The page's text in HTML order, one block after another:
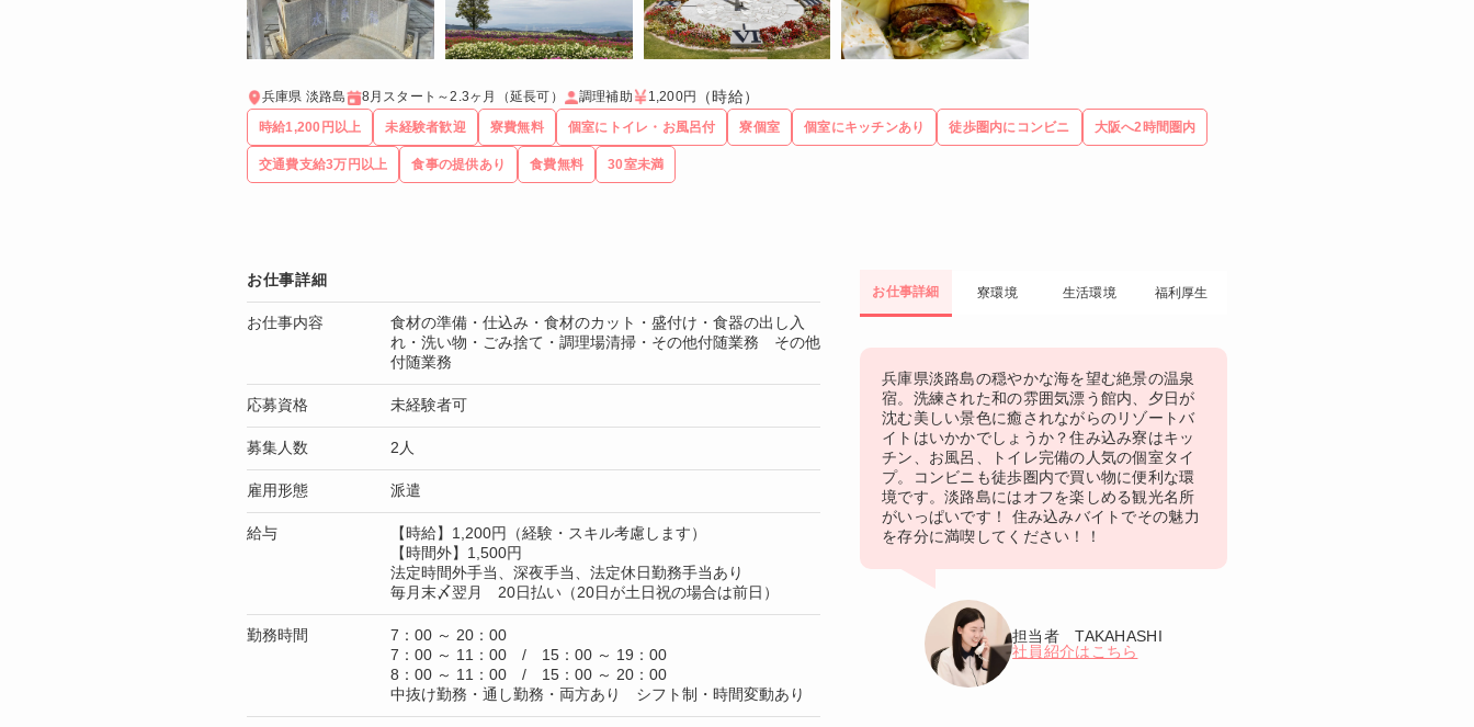
兵庫県 淡路島 8月スタート～2.3ヶ月（延長可） 調理補助 1,200円 （時給）
時給1,200円以上 未経験者歓迎 寮費無料 個室にトイレ・お風呂付 寮個室 個室にキッチンあり 徒歩圏内にコンビニ 大阪へ2時間圏内
交通費支給3万円以上 食事の提供あり 食費無料 30室未満
お仕事詳細 寮環境 生活環境 福利厚生
兵庫県淡路島の穏やかな海を望む絶景の温泉
宿。洗練された和の雰囲気漂う館内、夕日が
沈む美しい景色に癒されながらのリゾートバ
イトはいかかでしょうか？住み込み寮はキッ
チン、お風呂、トイレ完備の人気の個室タイ
プ。コンビニも徒歩圏内で買い物に便利な環
境です。淡路島にはオフを楽しめる観光名所
がいっぱいです！ 住み込みバイトでその魅力
を存分に満喫してください！！
担当者 TAKAHASHI
社員紹介はこちら
お仕事詳細
お仕事内容
食材の準備・仕込み・食材のカット・盛付け・食器の出し入
れ・洗い物・ごみ捨て・調理場清掃・その他付随業務 その他
付随業務
応募資格 未経験者可
募集人数 2人
雇用形態 派遣
給与
【時給】1,200円（経験・スキル考慮します）
【時間外】1,500円
法定時間外手当、深夜手当、法定休日勤務手当あり
毎月末〆翌月 20日払い（20日が土日祝の場合は前日）
勤務時間
7：00 ～ 20：00
7：00 ～ 11：00 / 15：00 ～ 19：00
8：00 ～ 11：00 / 15：00 ～ 20：00
中抜け勤務・通し勤務・両方あり シフト制・時間変動あり